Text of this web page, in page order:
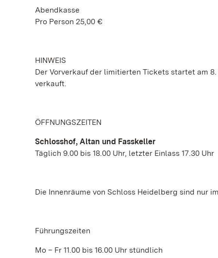
Abendkasse
Pro Person 25,00 €
HINWEIS
Der Vorverkauf der limitierten Tickets startet am
verkauft.
ÖFFNUNGSZEITEN
Schlosshof, Altan und Fasskeller
Täglich 9.00 bis 18.00 Uhr, letzter Einlass 17.30 Uhr
Die Innenräume von Schloss Heidelberg sind nur
Führungszeiten
Mo – Fr 11.00 bis 16.00 Uhr stündlich